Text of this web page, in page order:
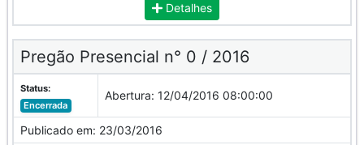
Detalhes
Pregão Presencial n° 0 / 2016
Status:
Encerrada
Abertura: 12/04/2016 08:00:00
Publicado em: 23/03/2016